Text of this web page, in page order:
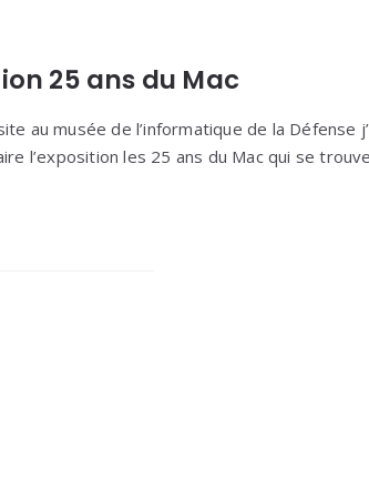
25 ans du Mac
au musée de l’informatique de la Défense
l’exposition les 25 ans du Mac qui se